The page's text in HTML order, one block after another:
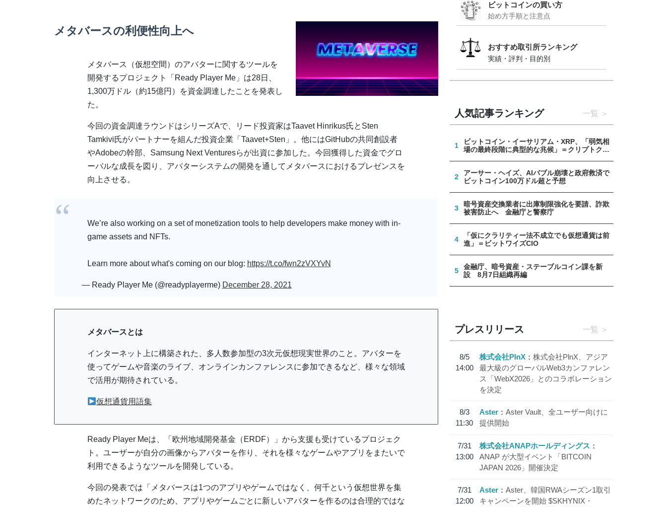
メタバースの利便性向上へ
メタバース（仮想空間）のアバターに関するツールを
開発するプロジェクト「Ready Player Me」は28日、
1,300万ドル（約15億円）を資金調達したことを発表し
た。
今回の資金調達ラウンドはシリーズAで、リード投資家はTaavet Hinrikus氏とSten
Tamkivi氏がパートナーを組んだ投資企業「Taavet+Sten」。他にはGitHubの共同創設者
やAdobeの幹部、Samsung Next Venturesらが出資に参加した。今回獲得した資金でグロ
ーバルな成長を図り、アバターシステムの開発を通してメタバースにおけるプレゼンスを
向上させる。
We’re also working on a set of monetization tools to help developers make money with in-
game assets and NFTs.
Learn more about what's coming on our blog: https://t.co/fwn2zVXYvN
— Ready Player Me (@readyplayerme) December 28, 2021
メタバースとは
インターネット上に構築された、多人数参加型の3次元仮想現実世界のこと。アバターを
使ってゲームや音楽のライブ、オンラインカンファレンスに参加できるなど、様々な領域
で活用が期待されている。
仮想通貨用語集
Ready Player Meは、「欧州地域開発基金（ERDF）」から支援も受けているプロジェク
ト。ユーザーが自分の画像からアバターを作り、それを様々なゲームやアプリをまたいで
利用できるようなツールを開発している。
今回の発表では「メタバースは1つのアプリやゲームではなく、何千という仮想世界を集
めたネットワークのため、アプリやゲームごとに新しいアバターを作るのは合理的ではな
ビットコインの買い方
始め方手順と注意点
おすすめ取引所ランキング
実績・評判・目的別
人気記事ランキング 一覧
1
ビットコイン・イーサリアム・XRP、「弱気相
場の最終段階に典型的な兆候」＝クリプトクア
2
アーサー・ヘイズ、AIバブル崩壊と政府救済で
ビットコイン100万ドル超と予想
3
暗号資産交換業者に出庫制限強化を要請、詐欺
被害防止へ 金融庁と警察庁
4
「仮にクラリティー法不成立でも仮想通貨は前
進」＝ビットワイズCIO
5
金融庁、暗号資産・ステーブルコイン課を新
設 8月7日組織再編
プレスリリース 一覧
8/5
14:00
株式会社PlnX
株式会社PlnX、アジア
最大級のグローバルWeb3カンファレン
ス「WebX2026」とのコラボレーション
を決定
8/3
11:30
Aster
Aster Vault、全ユーザー向けに
提供開始
7/31
13:00
株式会社ANAPホールディングス
ANAP が大型イベント「BITCOIN
JAPAN 2026」開催決定
7/31
12:00
Aster
Aster、韓国RWAシーズン1取引
キャンペーンを開始 $SKHYNIX・